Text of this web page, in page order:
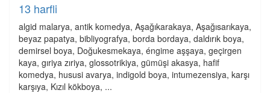
13 harfli
algid malarya, antik komedya, Aşağıkarakaya, Aşağısarıkaya,
beyaz papatya, bibliyografya, borda bordaya, daldırık boya,
demirsel boya, Doğukesmekaya, éngime aşşaya, geçirgen
kaya, gıriya zıriya, glossotrikiya, gümüşi akasya, hafif
komedya, hususi avarya, indigold boya, intumezensiya, karşı
karşıya, Kızıl kökboya, ...